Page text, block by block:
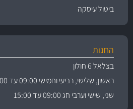
ביטול עיסקה
החנות
בצלאל 6 חולון
ראשון, שלישי, רביעי וחמישי 09:00 עד 18:00
שני, שישי וערבי חג 09:00 עד 15:00